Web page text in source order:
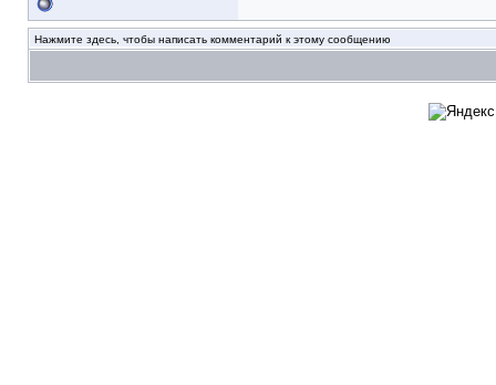
Нажмите здесь, чтобы написать комментарий к этому сообщению